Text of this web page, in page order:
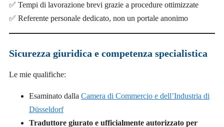
✅ Tempi di lavorazione brevi grazie a procedure ottimizzate
✅ Referente personale dedicato, non un portale anonimo
Sicurezza giuridica e competenza specialistica
Le mie qualifiche:
Esaminato dalla Camera di Commercio e dell’Industria di
Düsseldorf
Traduttore giurato e ufficialmente autorizzato per